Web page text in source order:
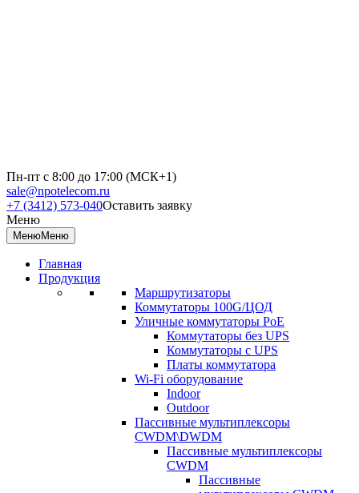
Пн-пт с 8:00 до 17:00 (МСК+1)
sale@npotelecom.ru
+7 (3412) 573-040Оставить заявку
Меню
МенюМеню
Главная
Продукция
Маршрутизаторы
Коммутаторы 100G/ЦОД
Уличные коммутаторы PoE
Коммутаторы без UPS
Коммутаторы с UPS
Платы коммутатора
Wi-Fi оборудование
Indoor
Outdoor
Пассивные мультиплексоры
CWDM\DWDM
Пассивные мультиплексоры
CWDM
Пассивные